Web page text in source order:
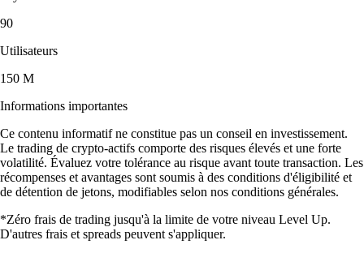
90
Utilisateurs
150 M
Informations importantes
Ce contenu informatif ne constitue pas un conseil en investissement.
Le trading de crypto-actifs comporte des risques élevés et une forte
volatilité. Évaluez votre tolérance au risque avant toute transaction. Les
récompenses et avantages sont soumis à des conditions d'éligibilité et
de détention de jetons, modifiables selon nos conditions générales.
*Zéro frais de trading jusqu'à la limite de votre niveau Level Up.
D'autres frais et spreads peuvent s'appliquer.